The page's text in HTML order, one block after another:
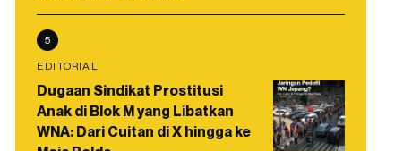
5
EDITORIAL
Dugaan Sindikat Prostitusi
Anak di Blok M yang Libatkan
WNA: Dari Cuitan di X hingga ke